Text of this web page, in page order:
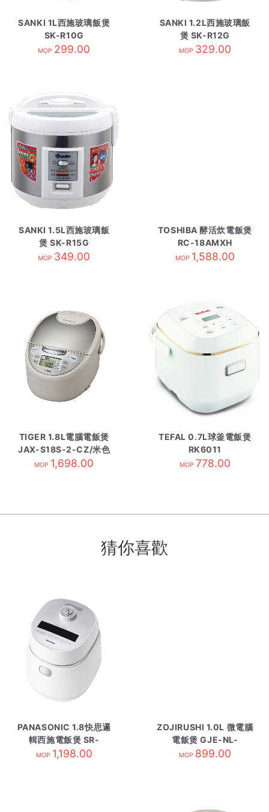
SANKI 1L西施玻璃飯煲
SK-R10G
MOP 299.00
SANKI 1.2L西施玻璃飯
煲 SK-R12G
MOP 329.00
SANKI 1.5L西施玻璃飯
煲 SK-R15G
MOP 349.00
TOSHIBA 酵活炊電飯煲
RC-18AMXH
MOP 1,588.00
TIGER 1.8L電腦電飯煲
JAX-S18S-2-CZ/米色
MOP 1,698.00
TEFAL 0.7L球釜電飯煲
RK6011
MOP 778.00
猜你喜歡
PANASONIC 1.8快思邏
輯西施電飯煲 SR-
DM181
MOP 1,198.00
ZOJIRUSHI 1.0L 微電腦
電飯煲 GJE-NL-
EAQ10-WA白
MOP 899.00